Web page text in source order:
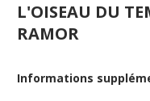
L'OISEAU DU
RAMOR
Informations